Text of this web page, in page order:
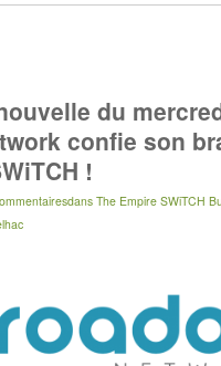
du
confie son
!
dans The Empire SWiTCH